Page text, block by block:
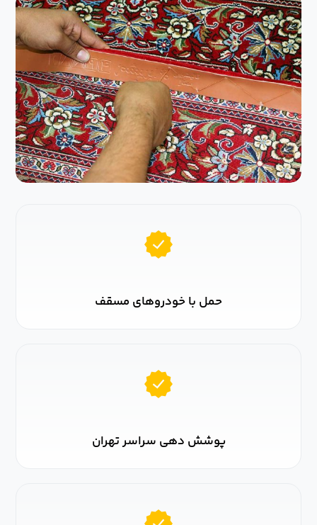
حمل با خودروهای مسقف
پوشش دهی سراسر تهران